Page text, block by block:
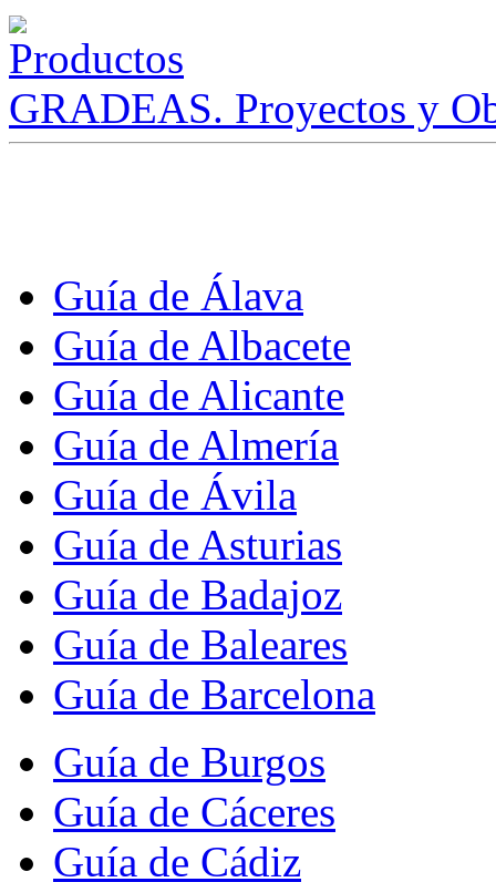
GRADEAS. Proyectos y
Guía de Álava
Guía de Albacete
Guía de Alicante
Guía de Almería
Guía de Ávila
Guía de Asturias
Guía de Badajoz
Guía de Baleares
Guía de Barcelona
Guía de Burgos
Guía de Cáceres
Guía de Cádiz